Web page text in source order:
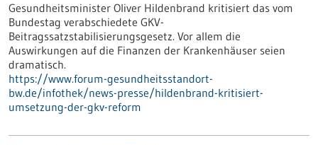
Gesundheitsminister Oliver Hildenbrand kritisiert das vom
Bundestag verabschiedete GKV-
Beitragssatzstabilisierungsgesetz. Vor allem die
Auswirkungen auf die Finanzen der Krankenhäuser seien
dramatisch.
https://www.forum-gesundheitsstandort-
bw.de/infothek/news-presse/hildenbrand-kritisiert-
umsetzung-der-gkv-reform